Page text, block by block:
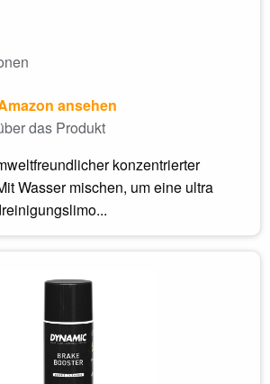
ansehen
das Produkt
konzentrierter
Wasser mischen, um eine ultra